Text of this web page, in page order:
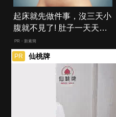
起床就先做件事，沒三天小
腹就不見了! 肚子一天天變
小！
PR・新素簡
PR 仙桃牌